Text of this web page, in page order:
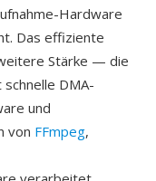
Hardware
Das effiziente
Stärke — die
DMA-
und
von FFmpeg,